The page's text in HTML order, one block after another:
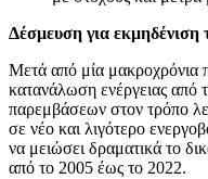
Δέσμευση για
Μετά από μία μακροχρόνια
κατανάλωση ενέργειας από
παρεμβάσεων στον τρόπο
σε νέο και λιγότερο
να μειώσει δραματικά το
από το 2005 έως το 2022.